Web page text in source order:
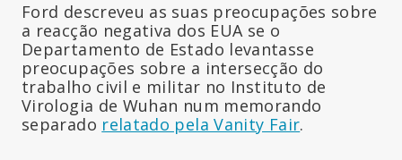
Ford descreveu as suas preocupações sobre
a reacção negativa dos EUA se o
Departamento de Estado levantasse
preocupações sobre a intersecção do
trabalho civil e militar no Instituto de
Virologia de Wuhan num memorando
separado relatado pela Vanity Fair.